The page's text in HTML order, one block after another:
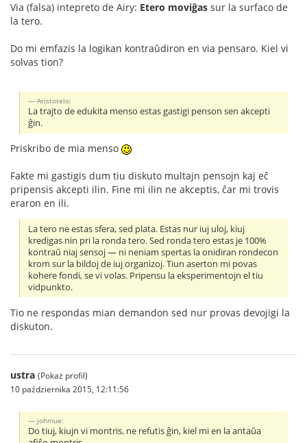
Via (falsa) intepreto de Airy: Etero moviĝas sur la surfaco de
la tero.
Do mi emfazis la logikan kontraŭdiron en via pensaro. Kiel vi
solvas tion?
Aristotelo:
La trajto de edukita menso estas gastigi penson sen akcepti
ĝin.
Priskribo de mia menso
Fakte mi gastigis dum tiu diskuto multajn pensojn kaj eĉ
pripensis akcepti ilin. Fine mi ilin ne akceptis, ĉar mi trovis
eraron en ili.
La tero ne estas sfera, sed plata. Estas nur iuj uloj, kiuj
kredigas nin pri la ronda tero. Sed ronda tero estas je 100%
kontraŭ niaj sensoj — ni neniam spertas la onidiran rondecon
krom sur la bildoj de iuj organizoj. Tiun aserton mi povas
kohere fondi, se vi volas. Pripensu la eksperimentojn el tiu
vidpunkto.
Tio ne respondas mian demandon sed nur provas devojigi la
diskuton.
ustra (Pokaż profil)
10 października 2015, 12:11:56
johmue:
Do tiuj, kiujn vi montris, ne refutis ĝin, kiel mi en la antaŭa